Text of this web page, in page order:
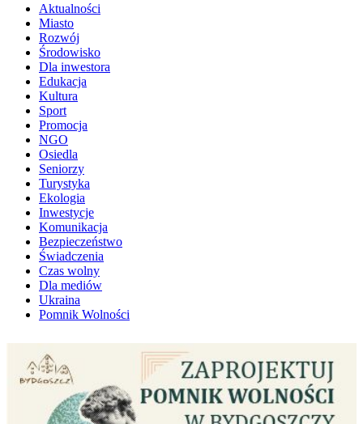
Aktualności
Miasto
Rozwój
Środowisko
Dla inwestora
Edukacja
Kultura
Sport
Promocja
NGO
Osiedla
Seniorzy
Turystyka
Ekologia
Inwestycje
Komunikacja
Bezpieczeństwo
Świadczenia
Czas wolny
Dla mediów
Ukraina
Pomnik Wolności